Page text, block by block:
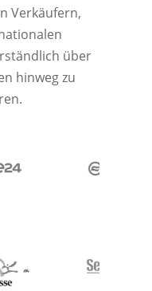
Verkäufern,
über
hinweg zu